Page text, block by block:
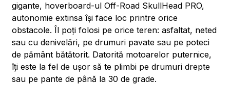
gigante, hoverboard-ul Off-Road SkullHead PRO,
autonomie extinsa își face loc printre orice
obstacole. Îl poți folosi pe orice teren: asfaltat, neted
sau cu denivelări, pe drumuri pavate sau pe poteci
de pământ bătătorit. Datorită motoarelor puternice,
îți este la fel de ușor să te plimbi pe drumuri drepte
sau pe pante de până la 30 de grade.